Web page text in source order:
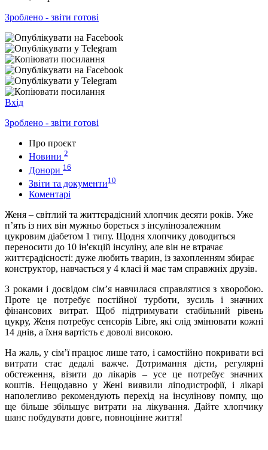
Зроблено - звіти готові
Вхід
Зроблено - звіти готові
Про проєкт
Новини 2
Донори 16
Звіти та документи10
Коментарі
Женя – світлий та життєрадісний хлопчик десяти років. Уже
п’ять із них він мужньо бореться з інсулінозалежним
цукровим діабетом 1 типу. Щодня хлопчику доводиться
переносити до 10 ін'єкцій інсуліну, але він не втрачає
життєрадісності: дуже любить тварин, із захопленням збирає
конструктор, навчається у 4 класі й має там справжніх друзів.
З роками і досвідом сім’я навчилася справлятися з хворобою.
Проте це потребує постійної турботи, зусиль і значних
фінансових витрат. Щоб підтримувати стабільний рівень
цукру, Женя потребує сенсорів Libre, які слід змінювати кожні
14 днів, а їхня вартість є доволі високою.
На жаль, у сім’ї працює лише тато, і самостійно покривати всі
витрати стає дедалі важче. Дотримання дієти, регулярні
обстеження, візити до лікарів – усе це потребує значних
коштів. Нещодавно у Жені виявили ліподистрофії, і лікарі
наполегливо рекомендують перехід на інсулінову помпу, що
ще більше збільшує витрати на лікування. Дайте хлопчику
шанс побудувати довге, повноцінне життя!